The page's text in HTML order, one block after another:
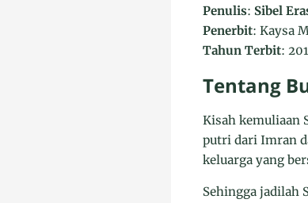
Penulis: Sibel
Penerbit: Kaysa
Tahun Terbit:
Tentang
Kisah kemuliaan
putri dari Imran
keluarga yang
Sehingga jadilah